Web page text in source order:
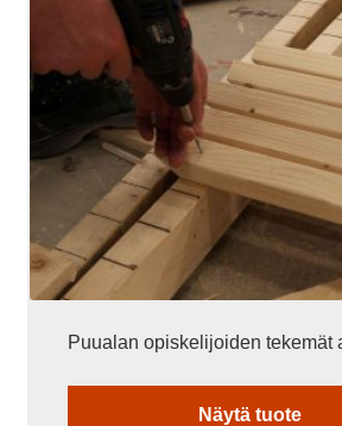
Puualan opiskelijoiden tekemät
Näytä tuote